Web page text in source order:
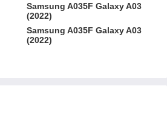
Samsung A035F Galaxy A03
(2022)
Samsung A035F Galaxy A03
(2022)